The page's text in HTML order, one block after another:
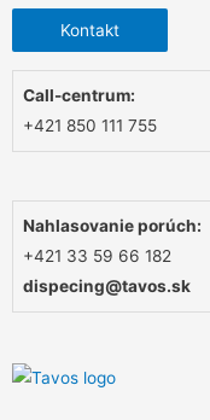
Kontakt
Call-centrum:
+421 850 111 755
Nahlasovanie porúch:
+421 33 59 66 182
dispecing@tavos.sk